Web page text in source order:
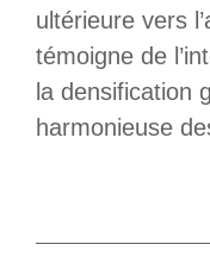
ultérieure vers
témoigne de
la densification
harmonieuse